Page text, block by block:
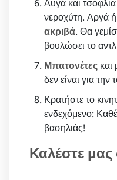
Αυγά και
νεροχύτη. Αργά
ακριβά. Θα
βουλώσει το
Μπατονέτες και
δεν είναι για την
Κρατήστε το
ενδεχόμενο:
βασηλιάς!
Καλέστε μας